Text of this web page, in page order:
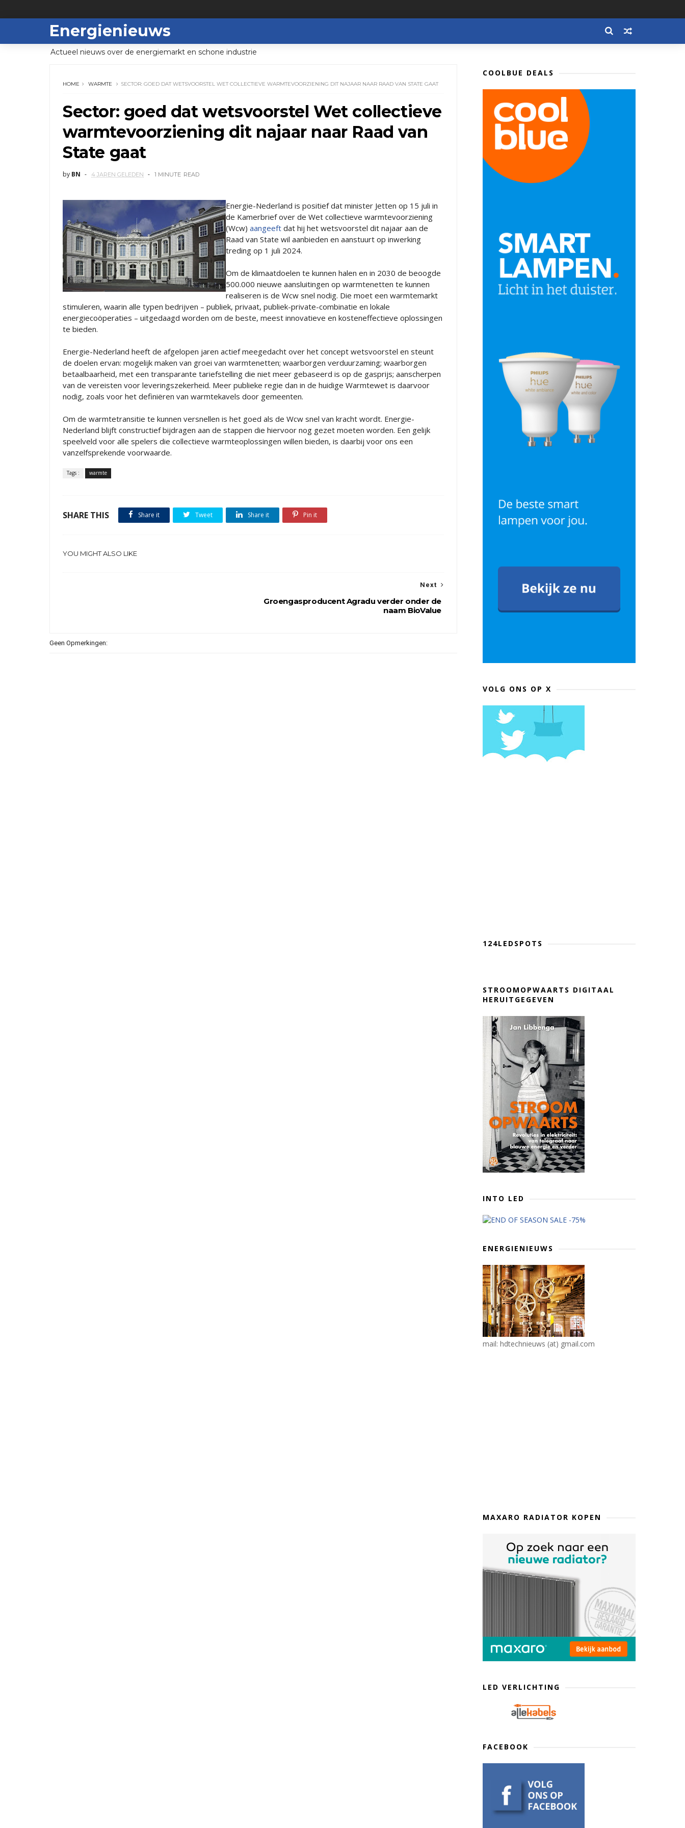
Energienieuws
Actueel nieuws over de energiemarkt en schone industrie
HOME WARMTE SECTOR: GOED DAT WETSVOORSTEL WET COLLECTIEVE WARMTEVOORZIENING DIT NAJAAR NAAR RAAD VAN STATE GAAT
Sector: goed dat wetsvoorstel Wet collectieve
warmtevoorziening dit najaar naar Raad van
State gaat
by BN 4 JAREN GELEDEN 1 MINUTE READ
Energie-Nederland is positief dat minister Jetten op 15 juli in
de Kamerbrief over de Wet collectieve warmtevoorziening
(Wcw) aangeeft dat hij het wetsvoorstel dit najaar aan de
Raad van State wil aanbieden en aanstuurt op inwerking
treding op 1 juli 2024.
Om de klimaatdoelen te kunnen halen en in 2030 de beoogde
500.000 nieuwe aansluitingen op warmtenetten te kunnen
realiseren is de Wcw snel nodig. Die moet een warmtemarkt
stimuleren, waarin alle typen bedrijven – publiek, privaat, publiek-private-combinatie en lokale
energiecoöperaties – uitgedaagd worden om de beste, meest innovatieve en kosteneffectieve oplossingen
te bieden.
Energie-Nederland heeft de afgelopen jaren actief meegedacht over het concept wetsvoorstel en steunt
de doelen ervan: mogelijk maken van groei van warmtenetten; waarborgen verduurzaming; waarborgen
betaalbaarheid, met een transparante tariefstelling die niet meer gebaseerd is op de gasprijs; aanscherpen
van de vereisten voor leveringszekerheid. Meer publieke regie dan in de huidige Warmtewet is daarvoor
nodig, zoals voor het definiëren van warmtekavels door gemeenten.
Om de warmtetransitie te kunnen versnellen is het goed als de Wcw snel van kracht wordt. Energie-
Nederland blijft constructief bijdragen aan de stappen die hiervoor nog gezet moeten worden. Een gelijk
speelveld voor alle spelers die collectieve warmteoplossingen willen bieden, is daarbij voor ons een
vanzelfsprekende voorwaarde.
Tags : warmte
SHARE THIS Share it Tweet Share it Pin it
YOU MIGHT ALSO LIKE
Next
Groengasproducent Agradu verder onder de
naam BioValue
Geen Opmerkingen:
COOLBUE DEALS
VOLG ONS OP X
124LEDSPOTS
STROOMOPWAARTS DIGITAAL
HERUITGEGEVEN
INTO LED
ENERGIENIEUWS
mail: hdtechnieuws (at) gmail.com
MAXARO RADIATOR KOPEN
LED VERLICHTING
FACEBOOK